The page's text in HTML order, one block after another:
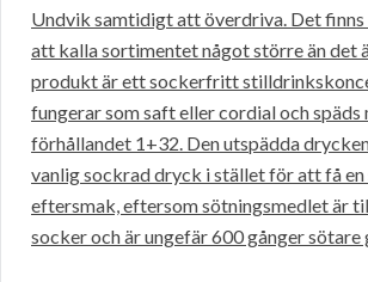
Undvik samtidigt att överdriva. Det finns
att kalla sortimentet något större än det
produkt är ett sockerfritt
fungerar som saft eller cordial och späds
förhållandet 1+32. Den utspädda
vanlig sockrad dryck i stället för att få
eftersmak, eftersom sötningsmedlet är
socker och är ungefär 600 gånger sötare